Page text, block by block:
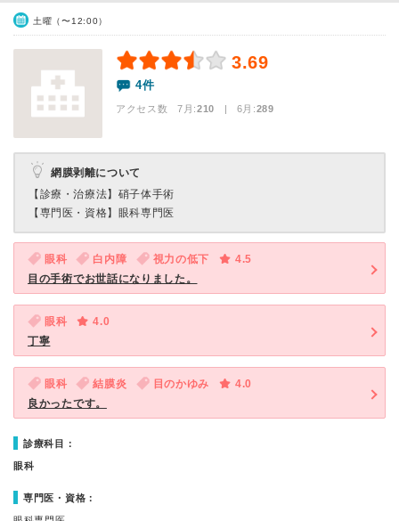
土曜（〜12:00）
3.69
4件
アクセス数 7月:210 | 6月:289
網膜剥離について
【診療・治療法】 硝子体手術
【専門医・資格】 眼科専門医
眼科 白内障 視力の低下
4.5
目の手術でお世話になりました。
眼科
4.0
丁寧
眼科 結膜炎 目のかゆみ
4.0
良かったです。
診療科目：
眼科
専門医・資格：